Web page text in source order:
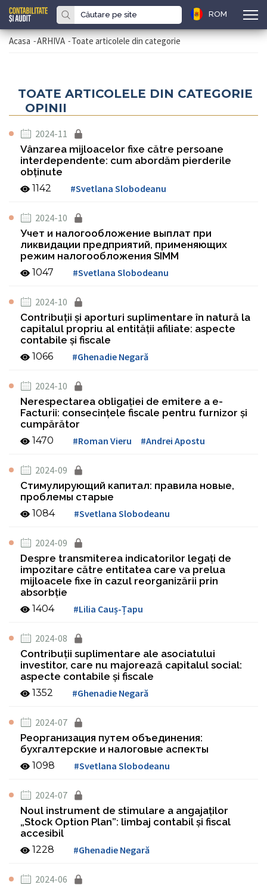
ROM
Acasa -ARHIVA -Toate articolele din categorie
TOATE ARTICOLELE DIN CATEGORIE
OPINII
2024-11
Vânzarea mijloacelor fixe către persoane
interdependente: cum abordăm pierderile
obţinute
1142 #Svetlana Slobodeanu
2024-10
Учет и налогообложение выплат при
ликвидации предприятий, применяющих
режим налогообложения SIMM
1047 #Svetlana Slobodeanu
2024-10
Contribuţii şi aporturi suplimentare în natură la
capitalul propriu al entităţii afiliate: aspecte
contabile şi fiscale
1066 #Ghenadie Negară
2024-10
Nerespectarea obligaţiei de emitere a e-
Facturii: consecinţele fiscale pentru furnizor şi
cumpărător
1470 #Roman Vieru #Andrei Apostu
2024-09
Стимулирующий капитал: правила новые,
проблемы старые
1084 #Svetlana Slobodeanu
2024-09
Despre transmiterea indicatorilor legaţi de
impozitare către entitatea care va prelua
mijloacele fixe în cazul reorganizării prin
absorbţie
1404 #Lilia Cauș-Țapu
2024-08
Contribuţii suplimentare ale asociatului
investitor, care nu majorează capitalul social:
aspecte contabile şi fiscale
1352 #Ghenadie Negară
2024-07
Реорганизация путем объединения:
бухгалтерские и налоговые аспекты
1098 #Svetlana Slobodeanu
2024-07
Noul instrument de stimulare a angajaţilor
„Stock Option Plan”: limbaj contabil şi fiscal
accesibil
1228 #Ghenadie Negară
2024-06